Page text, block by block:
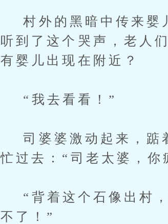
村外的黑暗中传来婴
听到了这个哭声，老人
有婴儿出现在附近？
“我去看看！”
司婆婆激动起来，踮
忙过去：“司老太婆，
“背着这个石像出村，
不了！”